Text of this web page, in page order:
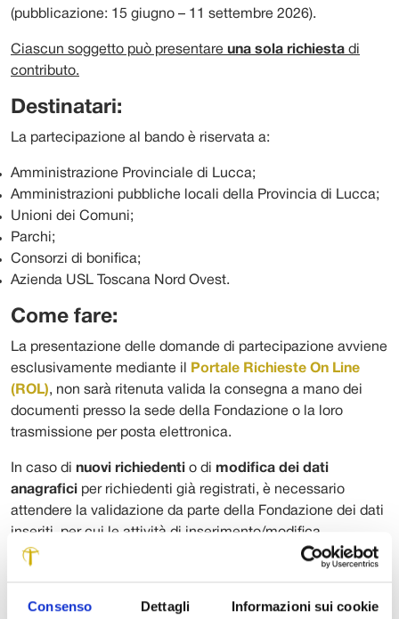
Consenso Dettagli Informazioni sui cookie
(pubblicazione: 15 giugno – 11 settembre 2026).
Ciascun soggetto può presentare una sola richiesta di
contributo.
Destinatari:
La partecipazione al bando è riservata a:
Amministrazione Provinciale di Lucca;
Amministrazioni pubbliche locali della Provincia di Lucca;
Unioni dei Comuni;
Parchi;
Consorzi di bonifica;
Azienda USL Toscana Nord Ovest.
Come fare:
La presentazione delle domande di partecipazione avviene
esclusivamente mediante il
Portale Richieste On Line
(ROL), non sarà ritenuta valida la consegna a mano dei
documenti presso la sede della Fondazione o la loro
trasmissione per posta elettronica.
In caso di nuovi richiedenti o di modifica dei dati
anagrafici per richiedenti già registrati, è necessario
attendere la validazione da parte della Fondazione dei dati
inseriti, per cui le attività di inserimento/modifica
anagrafica possono essere effettuate indipendentemente